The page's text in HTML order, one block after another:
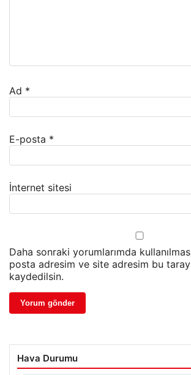
Ad *
E-posta *
İnternet sitesi
Daha sonraki yorumlarımda
posta adresim ve site adresim bu
kaydedilsin.
Hava Durumu